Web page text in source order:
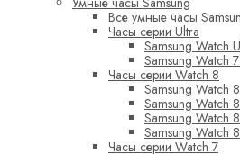
Все умные часы
Часы серии Ultra
Samsung Watch
Samsung Watch
Часы серии Watch 8
Samsung Watch
Samsung Watch
Samsung Watch
Samsung Watch 8
Часы серии Watch 7